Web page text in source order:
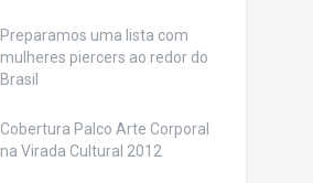
Preparamos uma lista com
mulheres piercers ao redor do
Brasil
Cobertura Palco Arte Corporal
na Virada Cultural 2012